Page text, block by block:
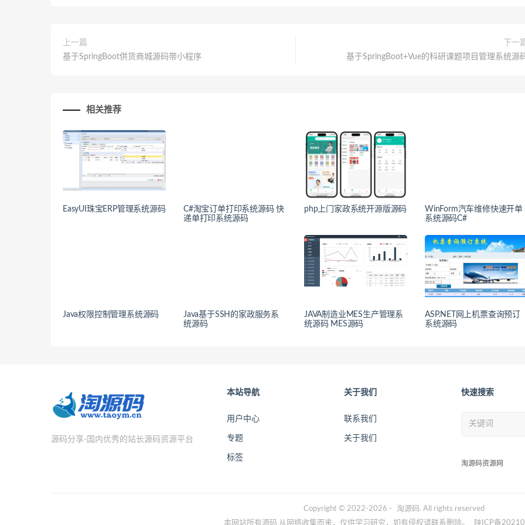
上一篇
基于SpringBoot供货商城源码带小程序
下一
基于SpringBoot+Vue的科研课题项目管理系统源
相关推荐
EasyUI珠宝ERP管理系统源码
C#淘宝订单打印系统源码 快
递单打印系统源码
php上门家政系统开源版源码
WinForm汽车维修快速开单
系统源码C#
Java权限控制管理系统源码
Java基于SSH的家政服务系
统源码
JAVA制造业MES生产管理系
统源码 MES源码
ASP.NET网上机票查询预订
系统源码
源码分享-国内优秀的站长源码资源平台
本站导航
用户中心
专题
标签
关于我们
联系我们
关于我们
快速搜索
淘源码资源网
Copyright © 2022-2026 - 淘源码. All rights reserved
本网站所有源码 从网络收集而来，仅供学习研究，如有侵权请联系删除。
陕ICP备